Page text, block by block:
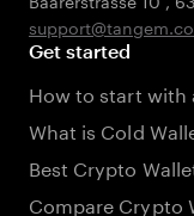
Get started
How to start with
What is Cold
Best Crypto
Compare Crypto